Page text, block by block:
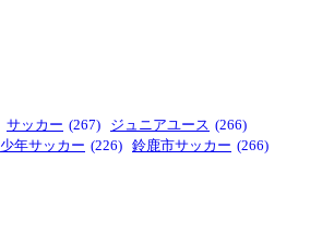
サッカー (267) ジュニアユース (266)
少年サッカー (226) 鈴鹿市サッカー (266)